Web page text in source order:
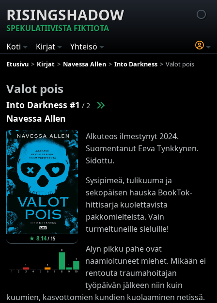
RISINGSHADOW
SPEKULATIIVISTA FIKTIOTA
Koti
Kirjat Yhteisö
Etusivu Kirjat Navessa Allen Into Darkness Valot pois
Valot pois
Into Darkness #1 / 2
Navessa Allen
★8.14/15
1 2
1
3
4 5
1
6
7
8
8
1
9
4
10
Alkuteos ilmestynyt 2024.
Suomentanut Eeva Tynkkynen.
Sidottu.
Sysipimeä, tulikuuma ja
sekopäisen hauska BookTok-
hittisarja kuolettavista
pakkomielteistä. Vain
turmeltuneille sieluille!
Alyn pikku pahe ovat
naamioituneet miehet. Mikään ei
rentouta traumahoitajan
työpäivän jälkeen niin kuin
kuumien, kasvottomien kundien kuolaaminen netissä.